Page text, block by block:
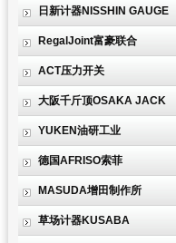
日新计器NISSHIN GAUGE
RegalJoint富豪联合
ACT压力开关
大阪千斤顶OSAKA JACK
YUKEN油研工业
德国AFRISO索菲
MASUDA增田制作所
草场计器KUSABA